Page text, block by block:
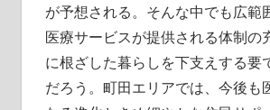
が予想される。そんな中でも広範
医療サービスが提供される体制の
に根ざした暮らしを下支えする要
だろう。町田エリアでは、今後も